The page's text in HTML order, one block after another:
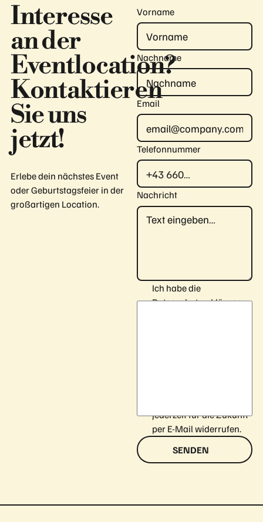
Interesse
an der
Eventlocation?
Kontaktieren
Sie uns
jetzt!
Erlebe dein nächstes Event
oder Geburtstagsfeier in der
großartigen Location.
Vorname
Nachname
Email
Telefonnummer
Nachricht
Ich habe die
Datenschutzerklärung
jederzeit für die Zukunft
per E-Mail widerrufen.
SENDEN